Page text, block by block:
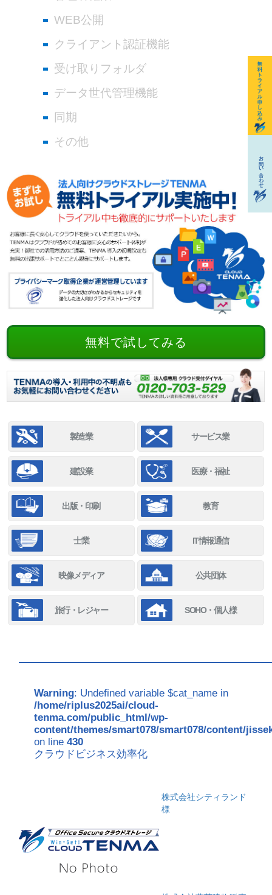
WEB公開
クライアント認証機能
受け取りフォルダ
データ世代管理機能
同期
その他
無料で試してみる
製造業 サービス業
建設業 医療・福祉
出版・印刷 教育
士業 IT情報通信
映像メディア 公共団体
旅行・レジャー SOHO・個人様
Warning: Undefined variable $cat_name in
/home/riplus2025ai/cloud-
tenma.com/public_html/wp-
content/themes/smart078/smart078/content/
on line430
クラウドビジネス効率化
株式会社シティランド
様